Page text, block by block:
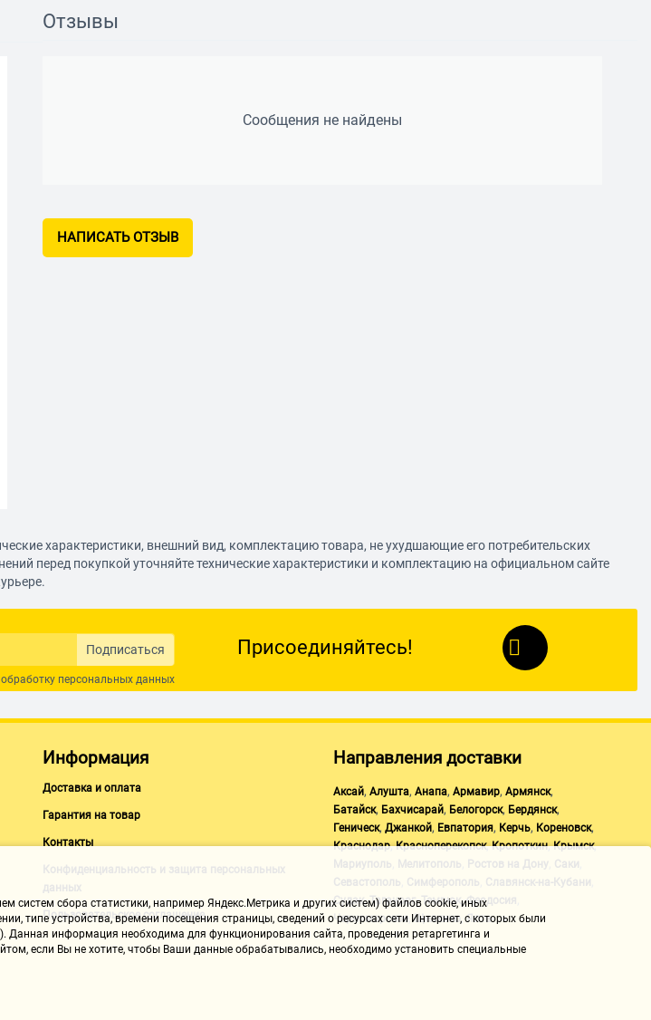
Отзывы
Сообщения не найдены
НАПИСАТЬ ОТЗЫВ
характеристики, внешний вид, комплектацию товара, не ухудшающие его потребительских
перед покупкой уточняйте технические характеристики и комплектацию на официальном сайте
Подписаться
персональных данных
Присоединяйтесь!
Информация
Доставка и оплата
Гарантия на товар
Контакты
Конфиденциальность и защита персональных
данных
Пользовательское соглашение
Направления доставки
Аксай, Алушта, Анапа, Армавир, Армянск,
Батайск, Бахчисарай, Белогорск, Бердянск,
Геническ, Джанкой, Евпатория, Керчь, Кореновск,
Краснодар,Красноперекопск,Кропоткин,Крымск,
Мариуполь Мелитополь Ростов на Дону Саки
Севастополь Симферополь Славянск-на-Кубани
Судак,Таганрог,Темрюк,Феодосия
Черноморское ,Щелкино,Ялта
систем сбора статистики, например Яндекс.Метрика и других систем) файлов cookie, иных
типе устройства, времени посещения страницы, сведений о ресурсах сети Интернет, с которых были
информация необходима для функционирования сайта, проведения ретаргетинга и
если Вы не хотите, чтобы Ваши данные обрабатывались, необходимо установить специальные